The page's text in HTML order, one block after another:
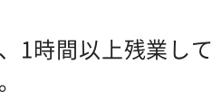
1時間以上残業し